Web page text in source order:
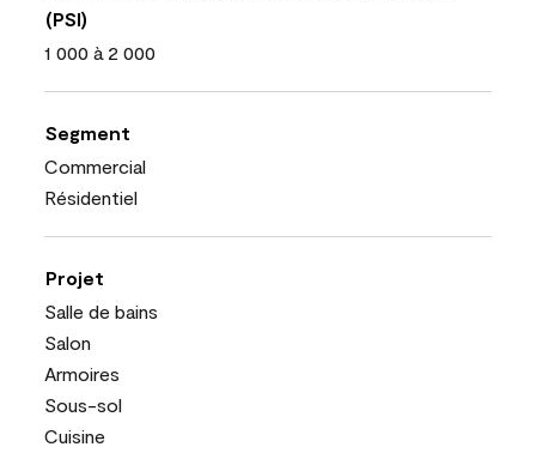
(PSI)
1 000 à 2 000
Segment
Commercial
Résidentiel
Projet
Salle de bains
Salon
Armoires
Sous-sol
Cuisine